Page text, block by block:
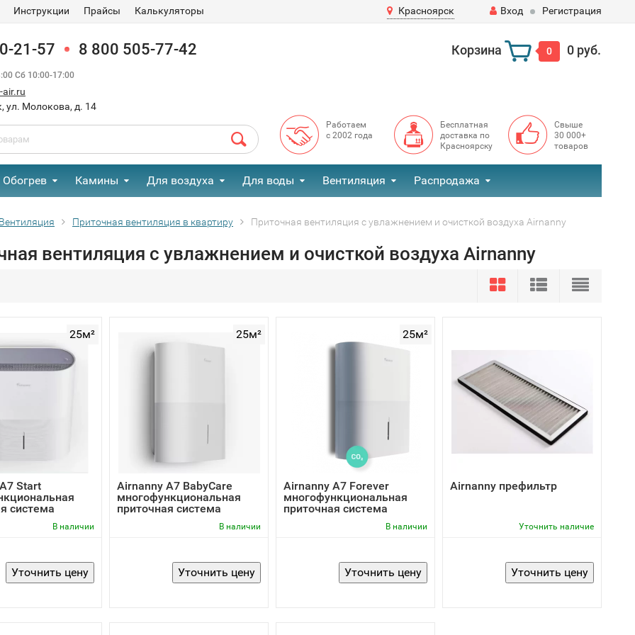
Инструкции Прайсы Калькуляторы Красноярск Вход Регистрация
21-57 8 800 505-77-42
Сб 10:00-17:00
air.ru
ул. Молокова, д. 14
Корзина 0 0 руб.
Работаем
с 2002 года
Бесплатная
доставка по
Красноярску
Свыше
30 000+
товаров
Обогрев Камины Для воздуха Для воды Вентиляция Распродажа
Приточная вентиляция в квартиру Приточная вентиляция с увлажнением и очисткой воздуха Airnanny
вентиляция с увлажнением и очисткой воздуха Airnanny
25м²
Start
система
В наличии
25м²
Airnanny A7 BabyCare
многофункциональная
приточная система
В наличии
25м²
Airnanny A7 Forever
многофункциональная
приточная система
В наличии
Airnanny префильтр
Уточнить наличие